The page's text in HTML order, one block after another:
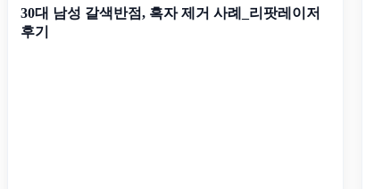
30대 남성 갈색반점, 흑자 제거 사례_리팟레이저
후기